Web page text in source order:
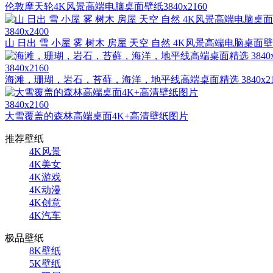
伦敦摩天轮4K风景高端电脑桌面壁纸3840x2160
3840x2400
山 日出 雪 小屋 雾 树木 房屋 天空 自然 4K风景高端电脑桌面
3840x2160
海滩，珊瑚，岩石，苔藓，海洋，地平线高端桌面精选
3840x2160
大雪覆盖的森林高端桌面4K+高清壁纸图片
推荐壁纸
4K风景
4K美女
4K游戏
4K动漫
4K创意
4K汽车
极品壁纸
8K壁纸
5K壁纸